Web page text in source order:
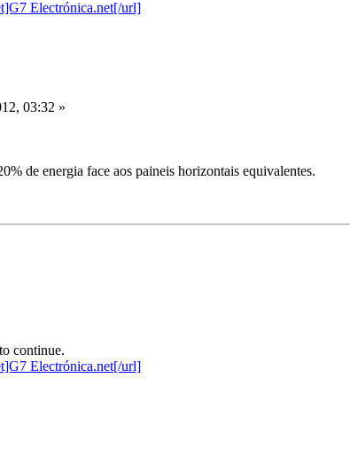
03:32 »
de energia face aos paineis horizontais equivalentes.
continue.